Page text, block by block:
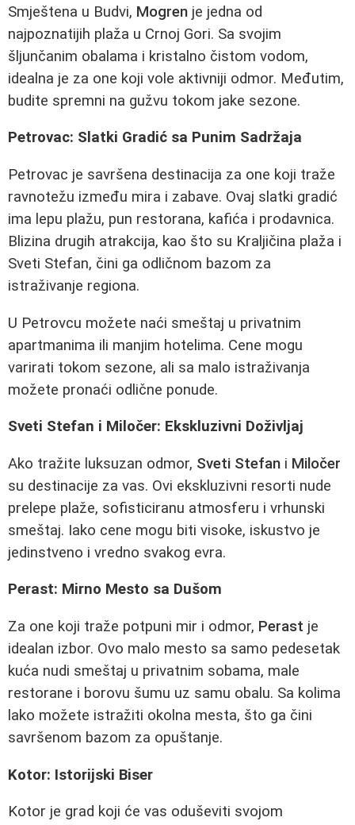
Smještena u Budvi, Mogren je jedna od
najpoznatijih plaža u Crnoj Gori. Sa svojim
šljunčanim obalama i kristalno čistom vodom,
idealna je za one koji vole aktivniji odmor. Međutim,
budite spremni na gužvu tokom jake sezone.
Petrovac: Slatki Gradić sa Punim Sadržaja
Petrovac je savršena destinacija za one koji traže
ravnotežu između mira i zabave. Ovaj slatki gradić
ima lepu plažu, pun restorana, kafića i prodavnica.
Blizina drugih atrakcija, kao što su Kraljičina plaža i
Sveti Stefan, čini ga odličnom bazom za
istraživanje regiona.
U Petrovcu možete naći smeštaj u privatnim
apartmanima ili manjim hotelima. Cene mogu
varirati tokom sezone, ali sa malo istraživanja
možete pronaći odlične ponude.
Sveti Stefan i Miločer: Ekskluzivni Doživljaj
Ako tražite luksuzan odmor, Sveti Stefan i Miločer
su destinacije za vas. Ovi ekskluzivni resorti nude
prelepe plaže, sofisticiranu atmosferu i vrhunski
smeštaj. Iako cene mogu biti visoke, iskustvo je
jedinstveno i vredno svakog evra.
Perast: Mirno Mesto sa Dušom
Za one koji traže potpuni mir i odmor, Perast je
idealan izbor. Ovo malo mesto sa samo pedesetak
kuća nudi smeštaj u privatnim sobama, male
restorane i borovu šumu uz samu obalu. Sa kolima
lako možete istražiti okolna mesta, što ga čini
savršenom bazom za opuštanje.
Kotor: Istorijski Biser
Kotor je grad koji će vas oduševiti svojom